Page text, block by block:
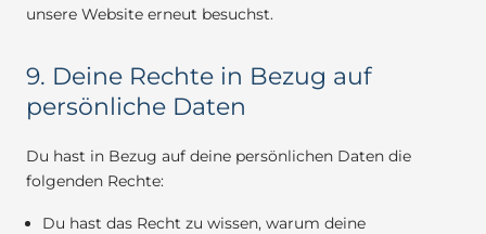
unsere Website erneut besuchst.
9. Deine Rechte in Bezug auf
persönliche Daten
Du hast in Bezug auf deine persönlichen Daten die
folgenden Rechte:
Du hast das Recht zu wissen, warum deine